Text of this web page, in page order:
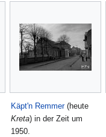
Käpt'n Remmer(heute
Kreta) in der Zeit um
1950.